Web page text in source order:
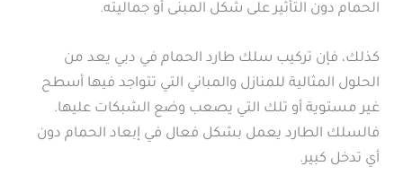
الحمام دون التأثير على شكل المبنى أو جماليته.
كذلك، فإن تركيب سلك طارد الحمام في دبي يعد من
الحلول المثالية للمنازل والمباني التي تتواجد فيها أسطح
غير مستوية أو تلك التي يصعب وضع الشبكات عليها.
فالسلك الطارد يعمل بشكل فعال في إبعاد الحمام دون
أي تدخل كبير.